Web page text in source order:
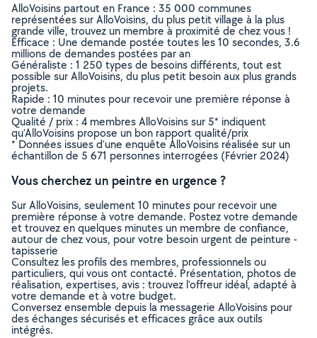
AlloVoisins partout en France : 35 000 communes
représentées sur AlloVoisins, du plus petit village à la plus
grande ville, trouvez un membre à proximité de chez vous !
Efficace : Une demande postée toutes les 10 secondes, 3.6
millions de demandes postées par an
Généraliste : 1 250 types de besoins différents, tout est
possible sur AlloVoisins, du plus petit besoin aux plus grands
projets.
Rapide : 10 minutes pour recevoir une première réponse à
votre demande
Qualité / prix : 4 membres AlloVoisins sur 5* indiquent
qu’AlloVoisins propose un bon rapport qualité/prix
* Données issues d’une enquête AlloVoisins réalisée sur un
échantillon de 5 671 personnes interrogées (Février 2024)
Vous cherchez un peintre en urgence ?
Sur AlloVoisins, seulement 10 minutes pour recevoir une
première réponse à votre demande. Postez votre demande
et trouvez en quelques minutes un membre de confiance,
autour de chez vous, pour votre besoin urgent de peinture -
tapisserie
Consultez les profils des membres, professionnels ou
particuliers, qui vous ont contacté. Présentation, photos de
réalisation, expertises, avis : trouvez l'offreur idéal, adapté à
votre demande et à votre budget.
Conversez ensemble depuis la messagerie AlloVoisins pour
des échanges sécurisés et efficaces grâce aux outils
intégrés.